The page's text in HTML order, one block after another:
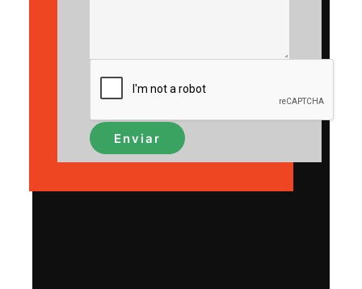
Enviar